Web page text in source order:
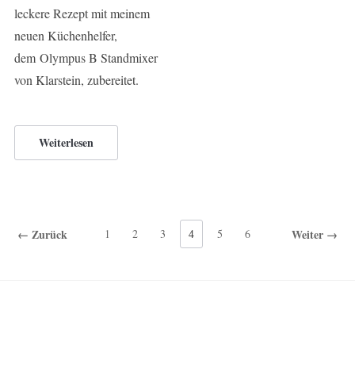
leckere Rezept mit meinem
neuen Küchenhelfer,
dem Olympus B Standmixer
von Klarstein, zubereitet.
Weiterlesen
← Zurück 1 2 3 4 5 6 Weiter →